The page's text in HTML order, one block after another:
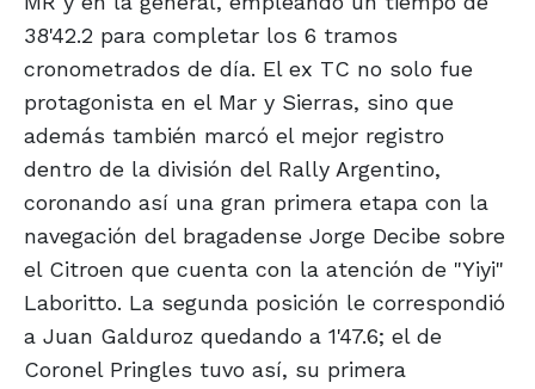
38'42.2 para completar los 6 tramos
cronometrados de día. El ex TC no solo fue
protagonista en el Mar y Sierras, sino que
además también marcó el mejor registro
dentro de la división del Rally Argentino,
coronando así una gran primera etapa con la
navegación del bragadense Jorge Decibe sobre
el Citroen que cuenta con la atención de "Yiyi"
Laboritto. La segunda posición le correspondió
a Juan Galduroz quedando a 1'47.6; el de
Coronel Pringles tuvo así, su primera